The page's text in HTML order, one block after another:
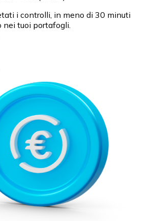
i controlli, in meno di 30 minuti
nei tuoi portafogli.